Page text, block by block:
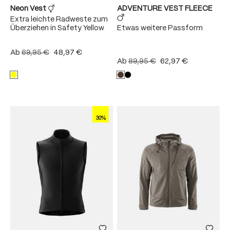
Neon Vest
Extra leichte Radweste zum
Überziehen in Safety Yellow
Ab 69,95 € 48,97 €
ADVENTURE VEST FLEECE
Etwas weitere Passform
Ab 89,95 € 62,97 €
30%